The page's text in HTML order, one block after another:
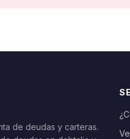
de deudas y carteras.